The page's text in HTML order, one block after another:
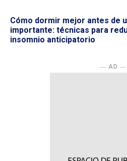
Cómo dormir mejor antes de
importante: técnicas para
insomnio anticipatorio
― AD ―